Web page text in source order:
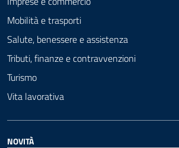
Mobilità e trasporti
Salute, benessere e assistenza
Tributi, finanze e contravvenzioni
Turismo
Vita lavorativa
NOVITÀ